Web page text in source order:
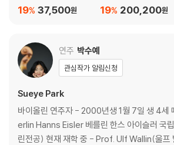
올린 협주곡 (Sibelius
d]
37,500원
19%
(The Decca Recordi
200,200원
19%
연주 박수예
관심작가 알림신청
Sueye Park
바이올린 연주자 - 2000년생 1월 7일 생 4세 때 바이올린 시작 - B
erlin Hanns Eisler 베를린 한스 아이슬러 국
린전공) 현재 재학 중 - Prof. Ulf Wallin(울프 발